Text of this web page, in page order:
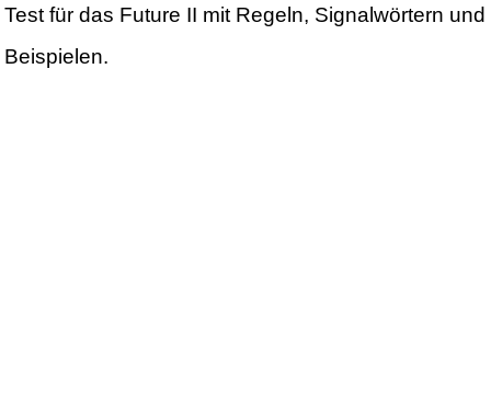
Test für das Future II mit Regeln, Signalwörtern und
Beispielen.